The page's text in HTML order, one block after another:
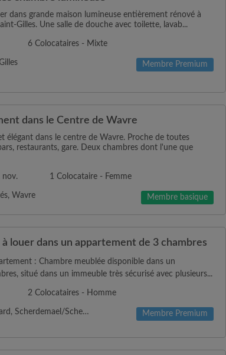
dans grande maison lumineuse entièrement rénové à
Gilles. Une salle de douche avec toilette, lavab...
6 Colocataires - Mixte
Membre Premium
dans le Centre de Wavre
élégant dans le centre de Wavre. Proche de toutes
restaurants, gare. Deux chambres dont l'une que
nov. 1 Colocataire - Femme
Wavre Membre basique
louer dans un appartement de 3 chambres
: Chambre meublée disponible dans un
situé dans un immeuble très sécurisé avec plusieurs...
2 Colocataires - Homme
Scherdemaal Membre Premium